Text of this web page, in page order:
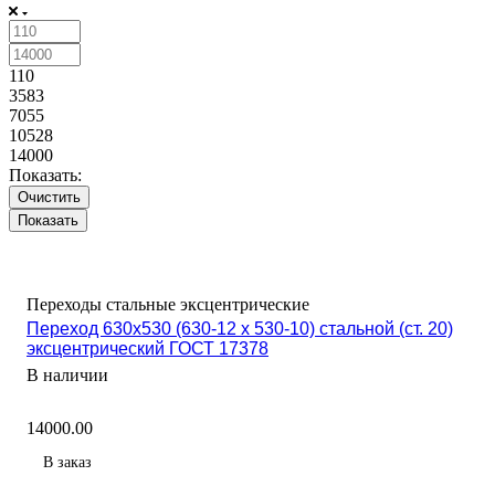
110
3583
7055
10528
14000
Показать:
Очистить
Переходы стальные эксцентрические
Переход 630х530 (630-12 х 530-10) стальной (ст. 20)
эксцентрический ГОСТ 17378
В наличии
14000.00
В заказ